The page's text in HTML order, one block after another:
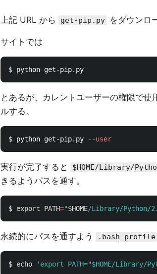
上記 URL から get-pip.py をダウンロ
サイトでは
$
とあるが、カレントユーザーの権限で使
ルする。
$ python get-pip.py --user
実行が完了すると $HOME/Library/
きるようパスを通す。
$ export PATH="$HOME/Library/Python/
永続的にパスを通すよう .bash_profile
$ echo 'export PATH="$HOME/Library/